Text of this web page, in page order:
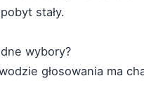
stały.
wybory?
głosowania ma